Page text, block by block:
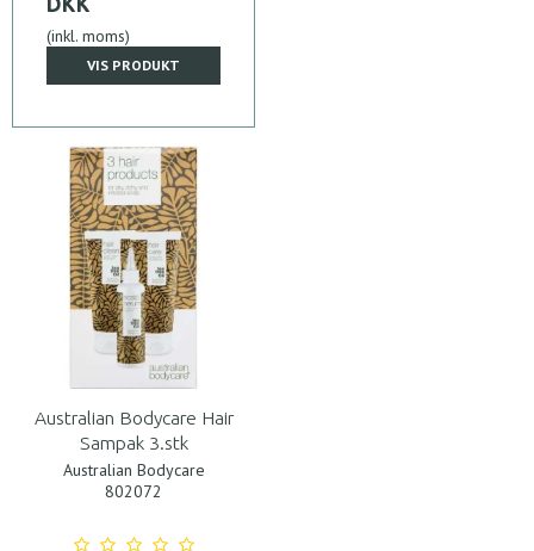
(inkl. moms)
VIS PRODUKT
Australian Bodycare Hair
Sampak 3.stk
Australian Bodycare
802072